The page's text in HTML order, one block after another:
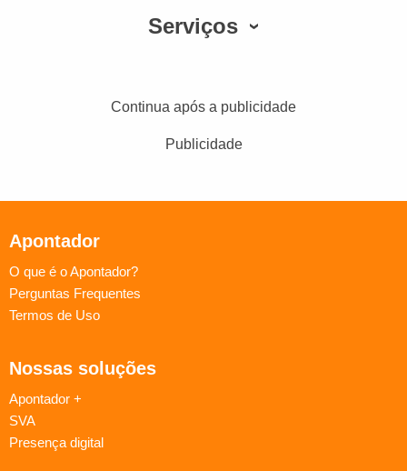
Serviços
Continua após a publicidade
Publicidade
Apontador
O que é o Apontador?
Perguntas Frequentes
Termos de Uso
Nossas soluções
Apontador +
SVA
Presença digital